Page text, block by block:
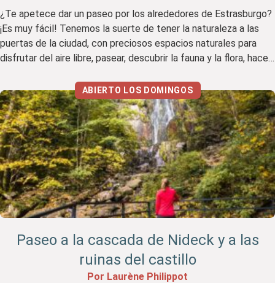
¿Te apetece dar un paseo por los alrededores de Estrasburgo?
¡Es muy fácil! Tenemos la suerte de tener la naturaleza a las
puertas de la ciudad, con preciosos espacios naturales para
disfrutar del aire libre, pasear, descubrir la fauna y la flora, hacer
nuestros sitios […]
ABIERTO LOS DOMINGOS
Paseo a la cascada de Nideck y a las
ruinas del castillo
Por Laurène Philippot